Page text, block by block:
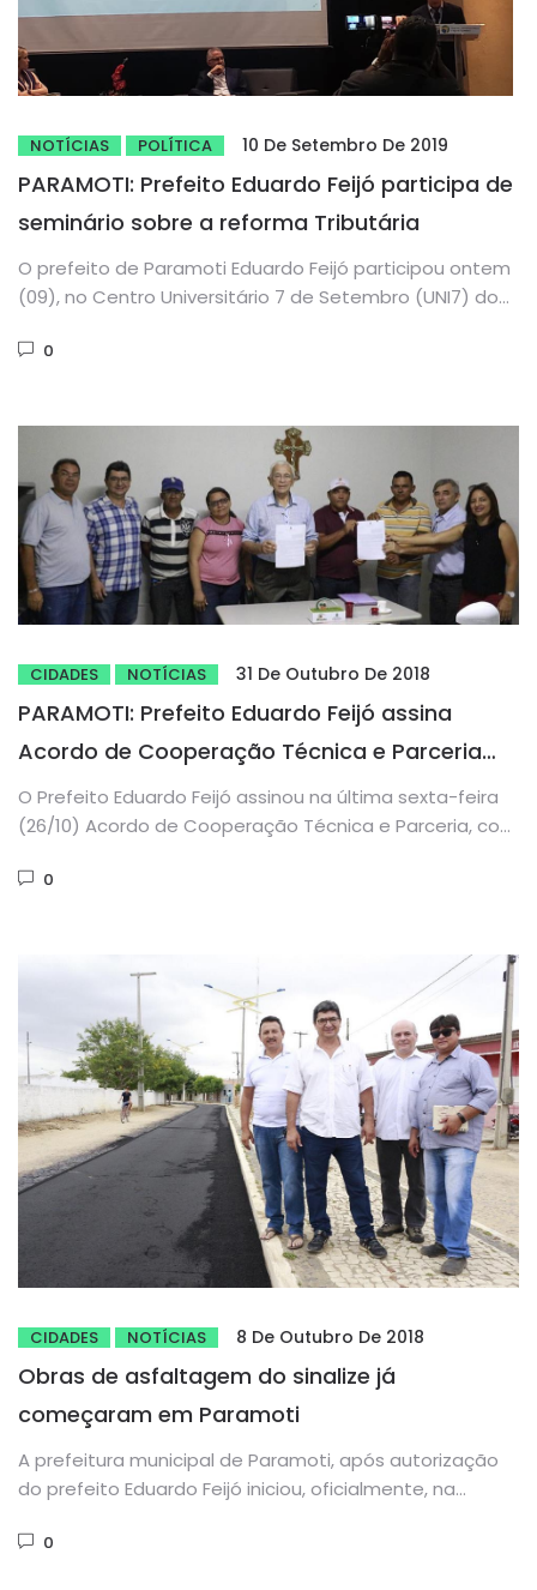
NOTÍCIAS POLÍTICA 10 De Setembro De 2019
PARAMOTI: Prefeito Eduardo Feijó participa de
seminário sobre a reforma Tributária
O prefeito de Paramoti Eduardo Feijó participou ontem
(09), no Centro Universitário 7 de Setembro (UNI7) do
0
CIDADES NOTÍCIAS 31 De Outubro De 2018
PARAMOTI: Prefeito Eduardo Feijó assina
Acordo de Cooperação Técnica e Parceria
com o INCRA
O Prefeito Eduardo Feijó assinou na última sexta-feira
(26/10) Acordo de Cooperação Técnica e Parceria, com
0
CIDADES NOTÍCIAS 8 De Outubro De 2018
Obras de asfaltagem do sinalize já
começaram em Paramoti
A prefeitura municipal de Paramoti, após autorização
do prefeito Eduardo Feijó iniciou, oficialmente, na
0